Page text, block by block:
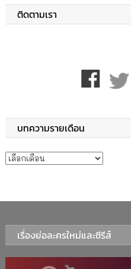
ติดตามเรา
บทความรายเดือน
บทความรายเดือน
เรื่องย่อละครใหม่และซีรีส์